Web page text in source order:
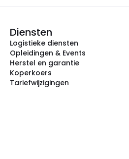
Diensten
Logistieke diensten
Opleidingen & Events
Herstel en garantie
Koperkoers
Tariefwijzigingen